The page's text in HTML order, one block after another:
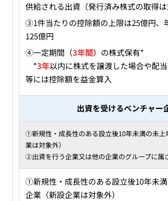
供給される出資（発行済み株式の取得は
③1件当たりの控除額の上限は25億円、
125億円
④一定期間（3年間）の株式保有*
*3年以内に株式を譲渡した場合や配
等には控除額を益金算入
出資を受けるベンチャー
①新規性・成長性のある設立後10年未満の未上
業は対象外）
②出資を行う企業又は他の企業のグループに属
①新規性・成長性のある設立後10年未満
企業（新設企業は対象外）